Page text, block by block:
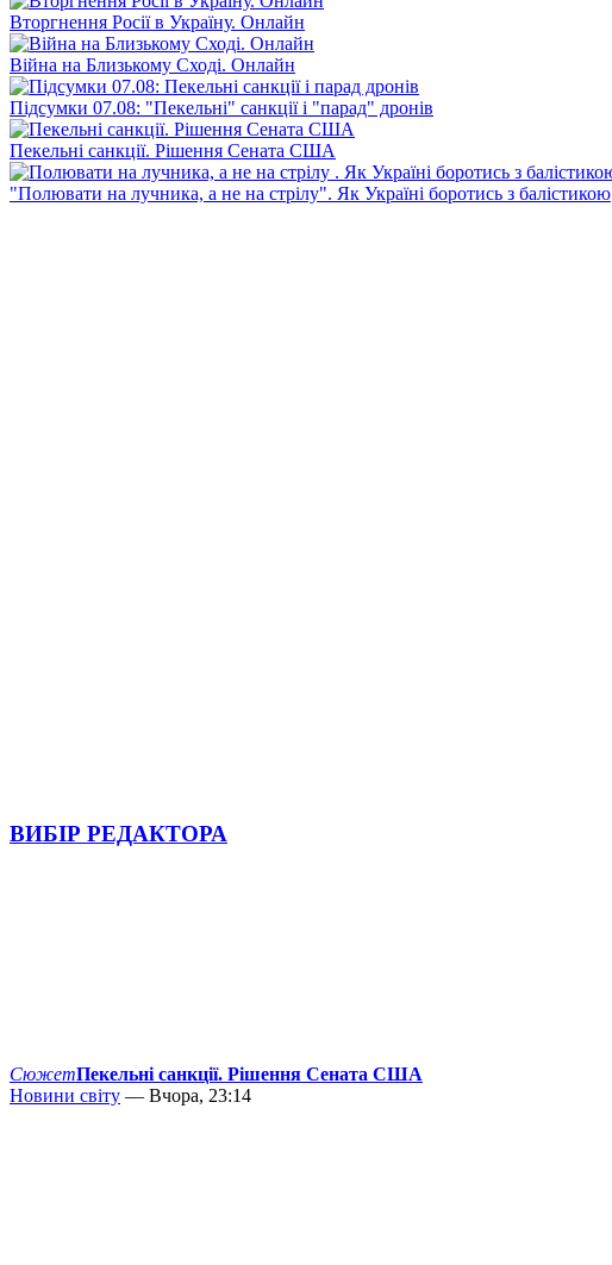
Вторгнення Росії в Україну. Онлайн
Війна на Близькому Сході. Онлайн
Підсумки 07.08: "Пекельні" санкції і "парад" дронів
Пекельні санкції. Рішення Сената США
"Полювати на лучника, а не на стрілу". Як Україні боротись з балістикою
ВИБІР РЕДАКТОРА
СюжетПекельні санкції. Рішення Сената США
Новини світу — Вчора, 23:14